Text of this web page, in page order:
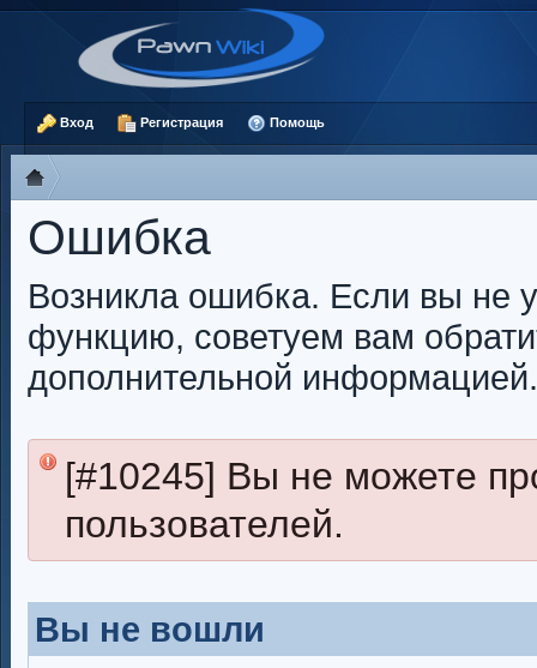
Вход Регистрация Помощь
Ошибка
Возникла ошибка. Если вы не
функцию, советуем вам
дополнительной информацией.
[#10245] Вы не можете
пользователей.
Вы не вошли